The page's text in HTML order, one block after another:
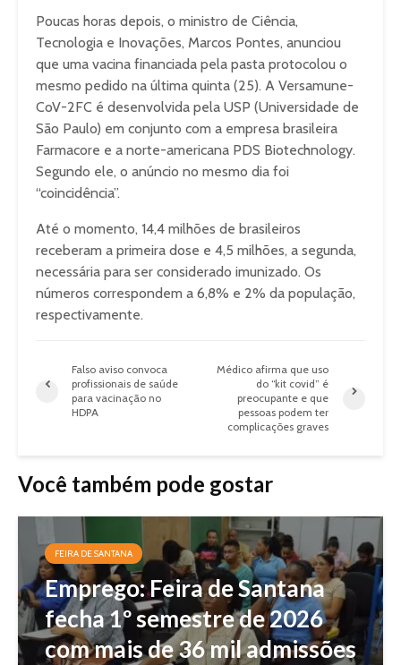
Poucas horas depois, o ministro de Ciência,
Tecnologia e Inovações, Marcos Pontes, anunciou
que uma vacina financiada pela pasta protocolou o
mesmo pedido na última quinta (25). A Versamune-
CoV-2FC é desenvolvida pela USP (Universidade de
São Paulo) em conjunto com a empresa brasileira
Farmacore e a norte-americana PDS Biotechnology.
Segundo ele, o anúncio no mesmo dia foi
“coincidência”.
Até o momento, 14,4 milhões de brasileiros
receberam a primeira dose e 4,5 milhões, a segunda,
necessária para ser considerado imunizado. Os
números correspondem a 6,8% e 2% da população,
respectivamente.
Falso aviso convoca
profissionais de saúde
para vacinação no
HDPA
Médico afirma que uso
do “kit covid” é
preocupante e que
pessoas podem ter
complicações graves
Você também pode gostar
FEIRA DE SANTANA
Emprego: Feira de Santana
fecha 1º semestre de 2026
com mais de 36 mil admissões